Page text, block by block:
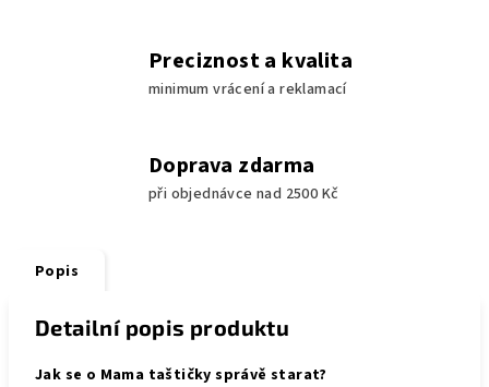
Preciznost a kvalita
minimum vrácení a reklamací
Doprava zdarma
při objednávce nad 2500 Kč
Popis
Detailní popis produktu
Jak se o Mama taštičky správě starat?